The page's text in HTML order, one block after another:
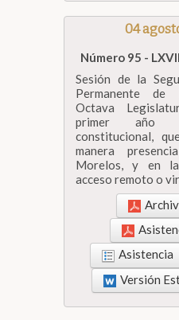
04
Número 95 -
Sesión de la
Permanente de
Octava
primer año
constitucional,
manera
Morelos, y en
acceso remoto o
Asistencia
Versión